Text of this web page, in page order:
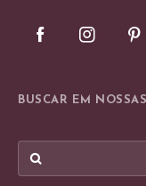
BUSCAR EM